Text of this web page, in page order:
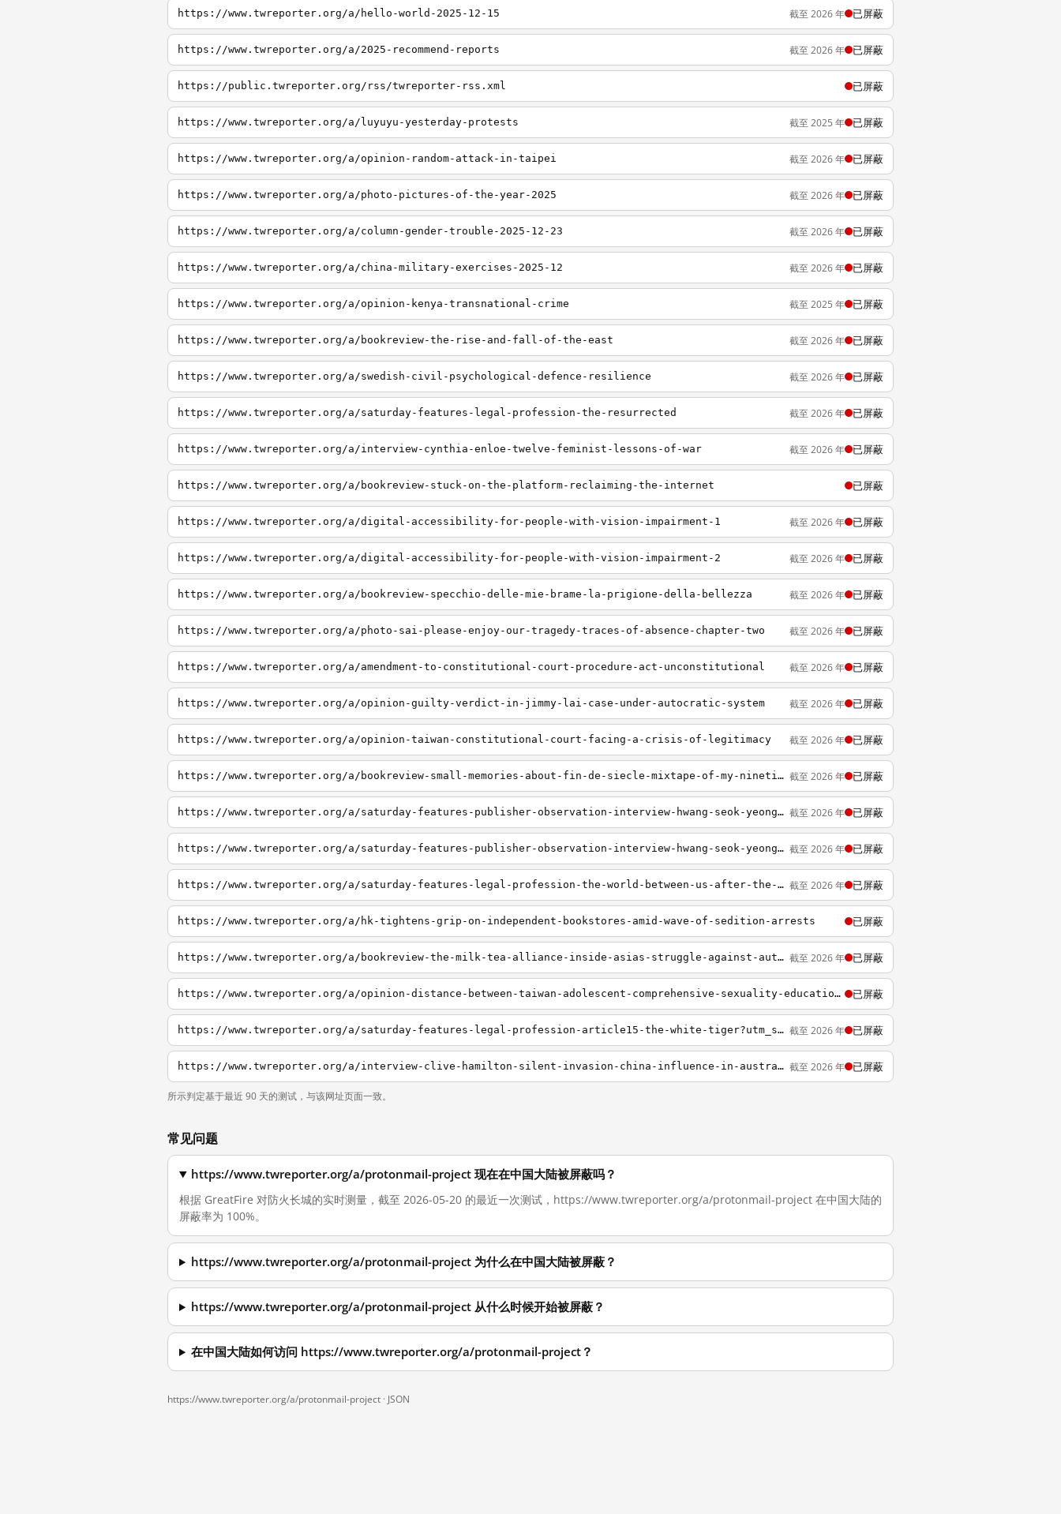
https://www.twreporter.org/a/hello-world-2025-12-15 截至 2026 年 已屏蔽
https://www.twreporter.org/a/2025-recommend-reports 截至 2026 年 已屏蔽
https://public.twreporter.org/rss/twreporter-rss.xml 已屏蔽
https://www.twreporter.org/a/luyuyu-yesterday-protests 截至 2025 年 已屏蔽
https://www.twreporter.org/a/opinion-random-attack-in-taipei 截至 2026 年 已屏蔽
https://www.twreporter.org/a/photo-pictures-of-the-year-2025 截至 2026 年 已屏蔽
https://www.twreporter.org/a/column-gender-trouble-2025-12-23 截至 2026 年 已屏蔽
https://www.twreporter.org/a/china-military-exercises-2025-12 截至 2026 年 已屏蔽
https://www.twreporter.org/a/opinion-kenya-transnational-crime 截至 2025 年 已屏蔽
https://www.twreporter.org/a/bookreview-the-rise-and-fall-of-the-east 截至 2026 年 已屏蔽
https://www.twreporter.org/a/swedish-civil-psychological-defence-resilience 截至 2026 年 已屏蔽
https://www.twreporter.org/a/saturday-features-legal-profession-the-resurrected 截至 2026 年 已屏蔽
https://www.twreporter.org/a/interview-cynthia-enloe-twelve-feminist-lessons-of-war 截至 2026 年 已屏蔽
https://www.twreporter.org/a/bookreview-stuck-on-the-platform-reclaiming-the-internet 已屏蔽
https://www.twreporter.org/a/digital-accessibility-for-people-with-vision-impairment-1 截至 2026 年 已屏蔽
https://www.twreporter.org/a/digital-accessibility-for-people-with-vision-impairment-2 截至 2026 年 已屏蔽
https://www.twreporter.org/a/bookreview-specchio-delle-mie-brame-la-prigione-della-bellezza 截至 2026 年 已屏蔽
https://www.twreporter.org/a/photo-sai-please-enjoy-our-tragedy-traces-of-absence-chapter-two 截至 2026 年 已屏蔽
https://www.twreporter.org/a/amendment-to-constitutional-court-procedure-act-unconstitutional 截至 2026 年 已屏蔽
https://www.twreporter.org/a/opinion-guilty-verdict-in-jimmy-lai-case-under-autocratic-system 截至 2026 年 已屏蔽
https://www.twreporter.org/a/opinion-taiwan-constitutional-court-facing-a-crisis-of-legitimacy 截至 2026 年 已屏蔽
https://www.twreporter.org/a/bookreview-small-memories-about-fin-de-siecle-mixtape-of-my-nineties 截至 2026 年 已屏蔽
https://www.twreporter.org/a/saturday-features-publisher-observation-interview-hwang-seok-yeong-2 截至 2026 年 已屏蔽
https://www.twreporter.org/a/saturday-features-publisher-observation-interview-hwang-seok-yeong-1 截至 2026 年 已屏蔽
https://www.twreporter.org/a/saturday-features-legal-profession-the-world-between-us-after-the-flames 截至 2026 年 已屏蔽
https://www.twreporter.org/a/hk-tightens-grip-on-independent-bookstores-amid-wave-of-sedition-arrests 已屏蔽
https://www.twreporter.org/a/bookreview-the-milk-tea-alliance-inside-asias-struggle-against-autocracy-and-beijing 截至 2026 年 已屏蔽
https://www.twreporter.org/a/opinion-distance-between-taiwan-adolescent-comprehensive-sexuality-education-and-western-models 已屏蔽
https://www.twreporter.org/a/saturday-features-legal-profession-article15-the-white-tiger?utm_source=t.co&utm_medium=fanpage&utm_campaign=twitter 截至 2026 年 已屏蔽
https://www.twreporter.org/a/interview-clive-hamilton-silent-invasion-china-influence-in-australia?utm_source=webpush&utm_medium=webpush&utm_campaign=webpush 截至 2026 年 已屏蔽
所示判定基于最近 90 天的测试，与该网址页面一致。
常见问题
https://www.twreporter.org/a/protonmail-project 现在在中国大陆被屏蔽吗？
根据 GreatFire 对防火长城的实时测量，截至 2026-05-20 的最近一次测试，https://www.twreporter.org/a/protonmail-project 在中国大陆的
屏蔽率为 100%。
https://www.twreporter.org/a/protonmail-project 为什么在中国大陆被屏蔽？
https://www.twreporter.org/a/protonmail-project 从什么时候开始被屏蔽？
在中国大陆如何访问 https://www.twreporter.org/a/protonmail-project？
https://www.twreporter.org/a/protonmail-project · JSON